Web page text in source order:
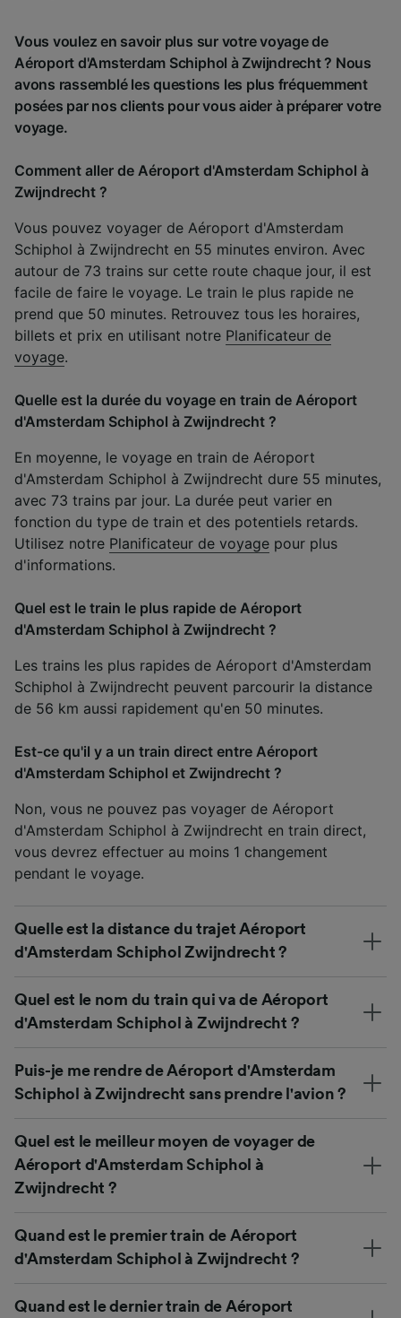
Vous voulez en savoir plus sur votre voyage de
Aéroport d'Amsterdam Schiphol à Zwijndrecht ? Nous
avons rassemblé les questions les plus fréquemment
posées par nos clients pour vous aider à préparer votre
voyage.
Comment aller de Aéroport d'Amsterdam Schiphol à
Zwijndrecht ?
Vous pouvez voyager de Aéroport d'Amsterdam
Schiphol à Zwijndrecht en 55 minutes environ. Avec
autour de 73 trains sur cette route chaque jour, il est
facile de faire le voyage. Le train le plus rapide ne
prend que 50 minutes. Retrouvez tous les horaires,
billets et prix en utilisant notre Planificateur de
voyage.
Quelle est la durée du voyage en train de Aéroport
d'Amsterdam Schiphol à Zwijndrecht ?
En moyenne, le voyage en train de Aéroport
d'Amsterdam Schiphol à Zwijndrecht dure 55 minutes,
avec 73 trains par jour. La durée peut varier en
fonction du type de train et des potentiels retards.
Utilisez notre Planificateur de voyage pour plus
d'informations.
Quel est le train le plus rapide de Aéroport
d'Amsterdam Schiphol à Zwijndrecht ?
Les trains les plus rapides de Aéroport d'Amsterdam
Schiphol à Zwijndrecht peuvent parcourir la distance
de 56 km aussi rapidement qu'en 50 minutes.
Est-ce qu'il y a un train direct entre Aéroport
d'Amsterdam Schiphol et Zwijndrecht ?
Non, vous ne pouvez pas voyager de Aéroport
d'Amsterdam Schiphol à Zwijndrecht en train direct,
vous devrez effectuer au moins 1 changement
pendant le voyage.
Quelle est la distance du trajet Aéroport
d'Amsterdam Schiphol Zwijndrecht ?
Quel est le nom du train qui va de Aéroport
d'Amsterdam Schiphol à Zwijndrecht ?
Puis-je me rendre de Aéroport d'Amsterdam
Schiphol à Zwijndrecht sans prendre l'avion ?
Quel est le meilleur moyen de voyager de
Aéroport d'Amsterdam Schiphol à
Zwijndrecht ?
Quand est le premier train de Aéroport
d'Amsterdam Schiphol à Zwijndrecht ?
Quand est le dernier train de Aéroport